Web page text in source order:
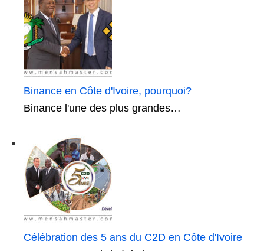
Binance en Côte d'Ivoire, pourquoi?
Binance l'une des plus grandes…
Célébration des 5 ans du C2D en Côte d'Ivoire